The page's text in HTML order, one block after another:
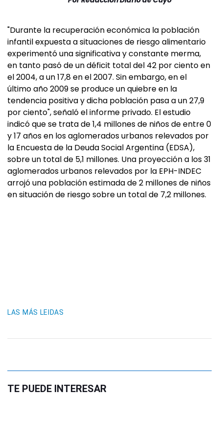
"Durante la recuperación económica la población
infantil expuesta a situaciones de riesgo alimentario
experimentó una significativa y constante merma,
en tanto pasó de un déficit total del 42 por ciento en
el 2004, a un 17,8 en el 2007. Sin embargo, en el
último año 2009 se produce un quiebre en la
tendencia positiva y dicha población pasa a un 27,9
por ciento", señaló el informe privado. El estudio
indicó que se trata de 1,4 millones de niños de entre 0
y 17 años en los aglomerados urbanos relevados por
la Encuesta de la Deuda Social Argentina (EDSA),
sobre un total de 5,1 millones. Una proyección a los 31
aglomerados urbanos relevados por la EPH-INDEC
arrojó una población estimada de 2 millones de niños
en situación de riesgo sobre un total de 7,2 millones.
LAS MÁS LEIDAS
TE PUEDE INTERESAR